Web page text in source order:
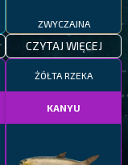
ZWYCZAJNA
CZYTAJ WIĘCEJ
ŻÓŁTA RZEKA
KANYU